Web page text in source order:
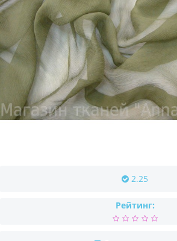
2.25
Рейтинг: